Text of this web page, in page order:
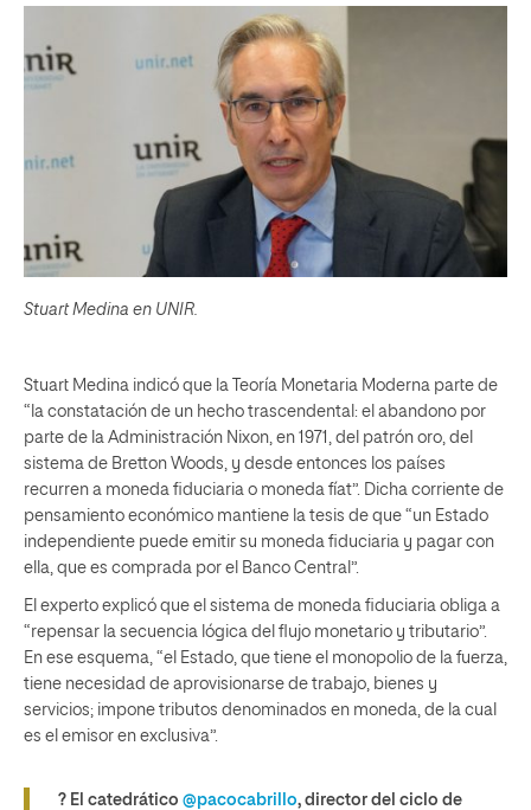
Stuart Medina en UNIR.
Stuart Medina indicó que la Teoría Monetaria Moderna parte de
“la constatación de un hecho trascendental: el abandono por
parte de la Administración Nixon, en 1971, del patrón oro, del
sistema de Bretton Woods, y desde entonces los países
recurren a moneda fiduciaria o moneda fíat”. Dicha corriente de
pensamiento económico mantiene la tesis de que “un Estado
independiente puede emitir su moneda fiduciaria y pagar con
ella, que es comprada por el Banco Central”.
El experto explicó que el sistema de moneda fiduciaria obliga a
“repensar la secuencia lógica del flujo monetario y tributario”.
En ese esquema, “el Estado, que tiene el monopolio de la fuerza,
tiene necesidad de aprovisionarse de trabajo, bienes y
servicios; impone tributos denominados en moneda, de la cual
es el emisor en exclusiva”.
? El catedrático @pacocabrillo, director del ciclo de